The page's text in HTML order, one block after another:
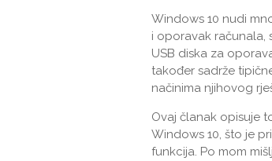
Windows 10 nudi
i oporavak računala,
USB diska za
također sadrže
načinima njihovog
Ovaj članak opisuje
Windows 10, što je
funkcija. Po mom